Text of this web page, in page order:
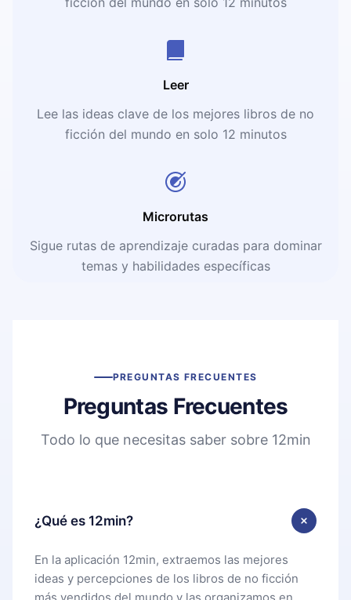
Leer
Lee las ideas clave de los mejores libros de no
ficción del mundo en solo 12 minutos
Microrutas
Sigue rutas de aprendizaje curadas para dominar
temas y habilidades específicas
PREGUNTAS FRECUENTES
Preguntas Frecuentes
Todo lo que necesitas saber sobre 12min
¿Qué es 12min?
En la aplicación 12min, extraemos las mejores
ideas y percepciones de los libros de no ficción